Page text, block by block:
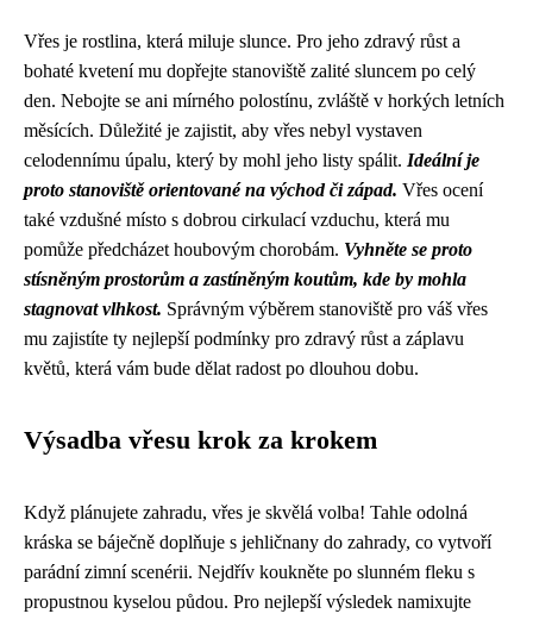
Vřes je rostlina, která miluje slunce. Pro jeho zdravý růst a
bohaté kvetení mu dopřejte stanoviště zalité sluncem po celý
den. Nebojte se ani mírného polostínu, zvláště v horkých letních
měsících. Důležité je zajistit, aby vřes nebyl vystaven
celodennímu úpalu, který by mohl jeho listy spálit. Ideální je
proto stanoviště orientované na východ či západ. Vřes ocení
také vzdušné místo s dobrou cirkulací vzduchu, která mu
pomůže předcházet houbovým chorobám. Vyhněte se proto
stísněným prostorům a zastíněným koutům, kde by mohla
stagnovat vlhkost. Správným výběrem stanoviště pro váš vřes
mu zajistíte ty nejlepší podmínky pro zdravý růst a záplavu
květů, která vám bude dělat radost po dlouhou dobu.
Výsadba vřesu krok za krokem
Když plánujete zahradu, vřes je skvělá volba! Tahle odolná
kráska se báječně doplňuje s jehličnany do zahrady, co vytvoří
parádní zimní scenérii. Nejdřív koukněte po slunném fleku s
propustnou kyselou půdou. Pro nejlepší výsledek namixujte